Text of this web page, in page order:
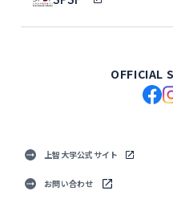
OFFICIAL
上智大学公式サイト
お問い合わせ